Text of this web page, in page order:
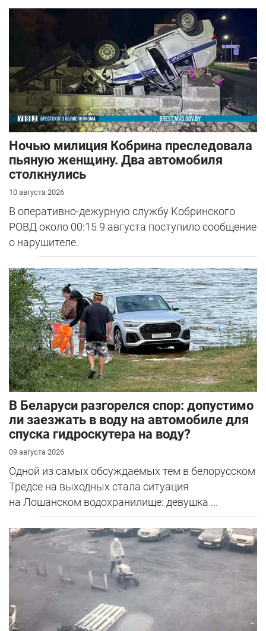
Ночью милиция Кобрина преследовала
пьяную женщину. Два автомобиля
столкнулись
10 августа 2026
В оперативно-дежурную службу Кобринского
РОВД около 00:15 9 августа поступило сообщение
о нарушителе.
В Беларуси разгорелся спор: допустимо
ли заезжать в воду на автомобиле для
спуска гидроскутера на воду?
09 августа 2026
Одной из самых обсуждаемых тем в белорусском
Тредсе на выходных стала ситуация
на Лошанском водохранилище: девушка ...